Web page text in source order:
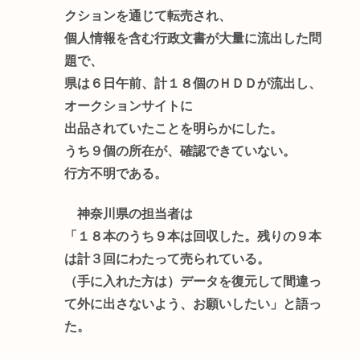
クションを通じて転売され、
個人情報を含む行政文書が大量に流出した問
題で、
県は６日午前、計１８個のＨＤＤが流出し、
オークションサイトに
出品されていたことを明らかにした。
うち９個の所在が、確認できていない。
行方不明である。
神奈川県の担当者は
「１８本のうち９本は回収した。残りの９本
は計３回にわたって売られている。
（手に入れた方は）データを復元して間違っ
て外に出さないよう、お願いしたい」と語っ
た。